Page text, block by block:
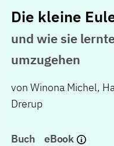
Die kleine
und wie sie
umzugehen
von Winona Michel,
Drerup
Buch eBook